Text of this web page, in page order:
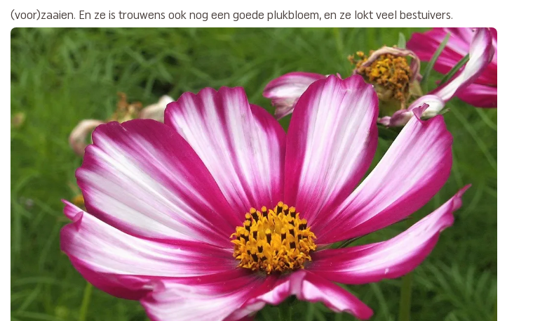
(voor)zaaien. En ze is trouwens ook nog een goede plukbloem, en ze lokt veel bestuivers.